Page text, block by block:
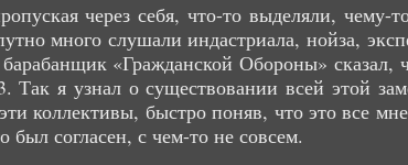
через себя, что-то выделяли, чему-
много слушали индастриала, нойза,
«Гражданской Обороны»
я узнал о существовании всей этой
коллективы, быстро поняв, что это все
согласен, с чем-то не совсем.